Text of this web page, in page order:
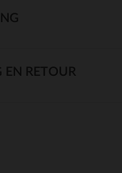
EN RETOUR